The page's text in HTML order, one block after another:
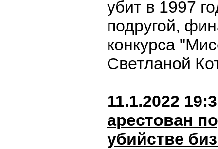
убит в 1997
подругой,
конкурса
Светланой
11.1.2022
арестован
убийстве